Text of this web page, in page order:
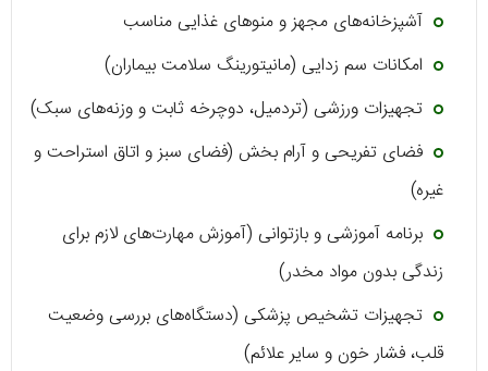
آشپزخانه‌های مجهز و منوهای غذایی مناسب
امکانات سم زدایی (مانیتورینگ سلامت بیماران)
تجهیزات ورزشی (تردمیل، دوچرخه ثابت و وزنه‌های سبک)
فضای تفریحی و آرام بخش (فضای سبز و اتاق استراحت و
غیره)
برنامه آموزشی و بازتوانی (آموزش مهارت‌های لازم برای
زندگی بدون مواد مخدر)
تجهیزات تشخیص پزشکی (دستگاه‌های بررسی وضعیت
قلب، فشار خون و سایر علائم)